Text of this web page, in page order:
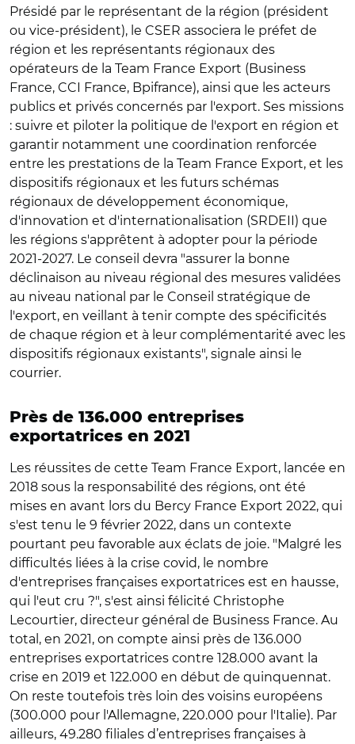
Présidé par le représentant de la région (président
ou vice-président), le CSER associera le préfet de
région et les représentants régionaux des
opérateurs de la Team France Export (Business
France, CCI France, Bpifrance), ainsi que les acteurs
publics et privés concernés par l'export. Ses missions
: suivre et piloter la politique de l'export en région et
garantir notamment une coordination renforcée
entre les prestations de la Team France Export, et les
dispositifs régionaux et les futurs schémas
régionaux de développement économique,
d'innovation et d'internationalisation (SRDEII) que
les régions s'apprêtent à adopter pour la période
2021-2027. Le conseil devra "assurer la bonne
déclinaison au niveau régional des mesures validées
au niveau national par le Conseil stratégique de
l'export, en veillant à tenir compte des spécificités
de chaque région et à leur complémentarité avec les
dispositifs régionaux existants", signale ainsi le
courrier.
Près de 136.000 entreprises
exportatrices en 2021
Les réussites de cette Team France Export, lancée en
2018 sous la responsabilité des régions, ont été
mises en avant lors du Bercy France Export 2022, qui
s'est tenu le 9 février 2022, dans un contexte
pourtant peu favorable aux éclats de joie. "Malgré les
difficultés liées à la crise covid, le nombre
d'entreprises françaises exportatrices est en hausse,
qui l'eut cru ?", s'est ainsi félicité Christophe
Lecourtier, directeur général de Business France. Au
total, en 2021, on compte ainsi près de 136.000
entreprises exportatrices contre 128.000 avant la
crise en 2019 et 122.000 en début de quinquennat.
On reste toutefois très loin des voisins européens
(300.000 pour l'Allemagne, 220.000 pour l'Italie). Par
ailleurs, 49.280 filiales d’entreprises françaises à